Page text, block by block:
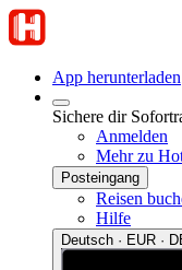
App herunterladen
Sichere dir
Anmelden
Mehr zu
Posteingang
Reisen
Hilfe
Deutsch · EUR ·